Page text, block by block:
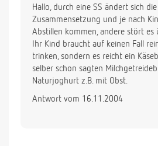
Hallo, durch eine SS ändert sich
Zusammensetzung und je nach
Abstillen kommen, andere stört es
Ihr Kind braucht auf keinen Fall
trinken, sondern es reicht ein
selber schon sagten
Naturjoghurt z.B. mit Obst.
Antwort vom 16.11.2004